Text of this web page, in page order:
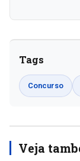
Tags
Concurso
Veja